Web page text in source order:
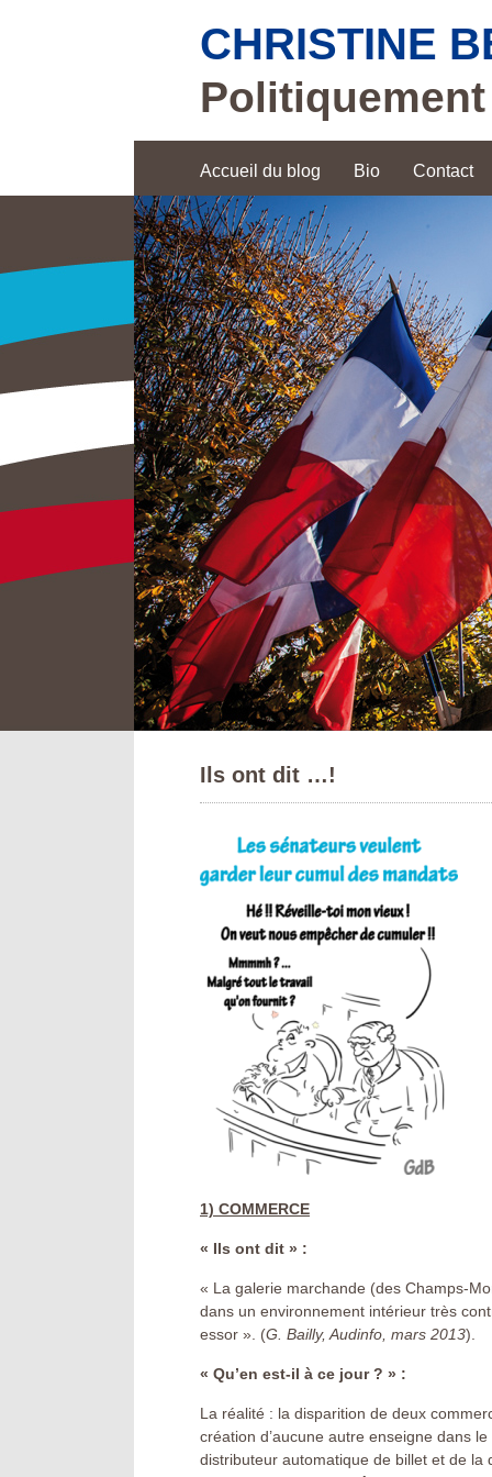
CHRISTINE
Accueil du blog Bio Contact
Ils ont dit …!
1) COMMERCE
« Ils ont dit » :
« La galerie marchande (des Champs-
dans un environnement intérieur très
essor ». (G. Bailly, Audinfo, mars 2013).
« Qu’en est-il à ce jour ? » :
La réalité : la disparition de deux
création d’aucune autre enseigne dans
distributeur automatique de billet et de